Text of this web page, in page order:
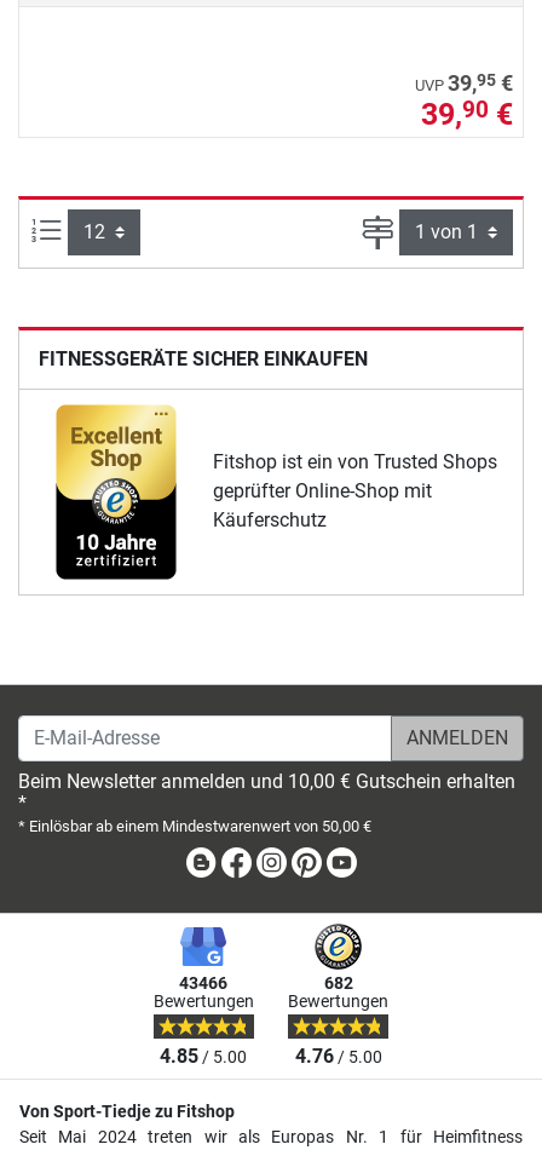
UVP 39,95 €
39,90 €
Artikel pro Seite: Seite
FITNESSGERÄTE SICHER EINKAUFEN
Fitshop ist ein von Trusted Shops
geprüfter Online-Shop mit
Käuferschutz
E-Mail-Adresse
Beim Newsletter anmelden und 10,00 € Gutschein erhalten
*
* Einlösbar ab einem Mindestwarenwert von 50,00 €
BlogFacebook
Instagram
Pinterest
43466
Bewertungen
4.85/ 5.00
682
Bewertungen
4.76/ 5.00
Von Sport-Tiedje zu Fitshop
Seit Mai 2024 treten wir als Europas Nr. 1 für Heimfitness